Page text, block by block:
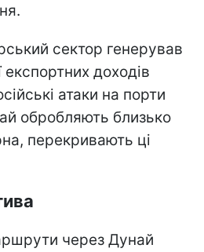
сектор генерував
експортних доходів
атаки на порти
обробляють близько
перекривають ці
через Дунай